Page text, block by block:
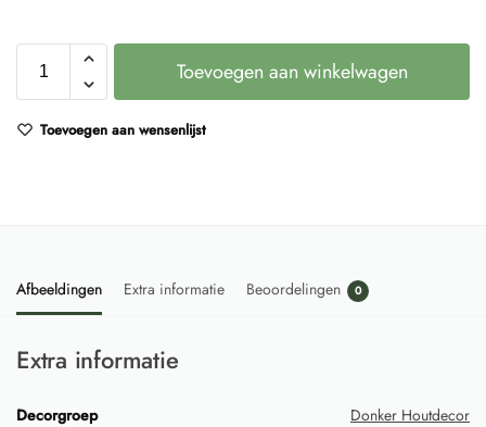
Toevoegen aan winkelwagen
Toevoegen aan wensenlijst
Afbeeldingen Extra informatie Beoordelingen 0
Extra informatie
Decorgroep Donker Houtdecor